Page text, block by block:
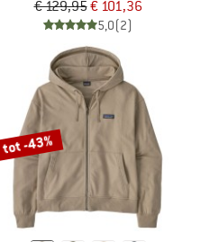
€ 129,95€ 101,36
5,0(2)
tot -43%